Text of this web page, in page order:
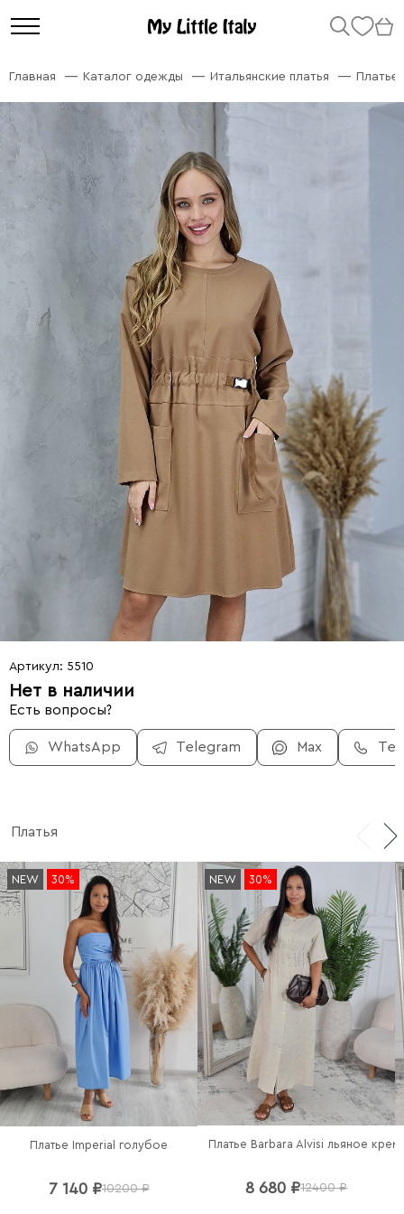
Главная Каталог одежды Итальянские платья Платье
Артикул: 5510
Нет в наличии
Есть вопросы?
WhatsApp Telegram Max
Платья
NEW 30%
Платье Imperial голубое
7 140 ₽10200 ₽
NEW 30%
Платье Barbara Alvisi льяное
8 680 ₽12400 ₽